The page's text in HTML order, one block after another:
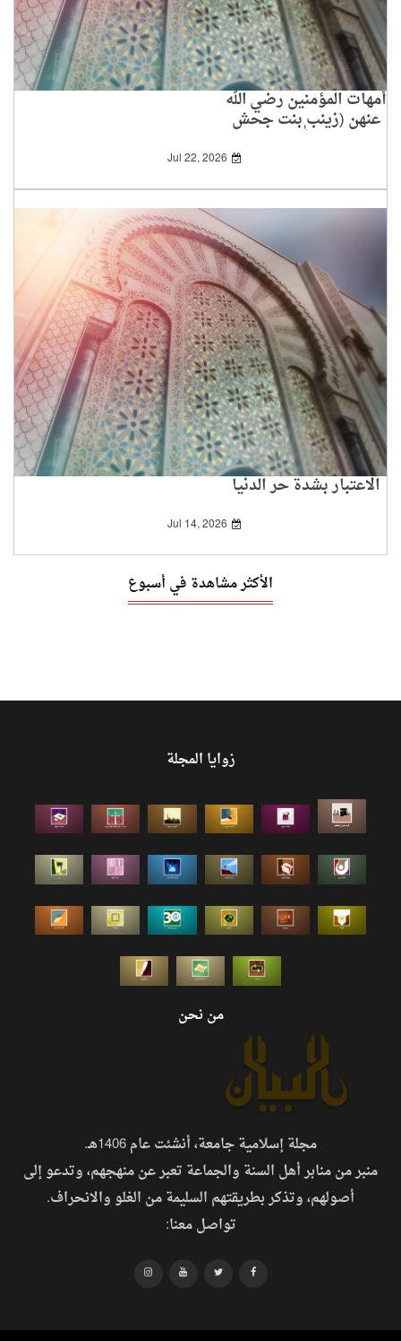
أمهات المؤمنين رضي الله
عنهن (زينب بنت جحش
رضي الله عنها)
Jul 22, 2026
الاعتبار بشدة حر الدنيا
Jul 14, 2026
الأكثر مشاهدة في أسبوع
زوايا المجلة
من نحن
مجلة إسلامية جامعة، أنشئت عام 1406هـ.
منبر من منابر أهل السنة والجماعة تعبر عن منهجهم، وتدعو إلى
أصولهم، وتذكر بطريقتهم السليمة من الغلو والانحراف.
تواصل معنا: